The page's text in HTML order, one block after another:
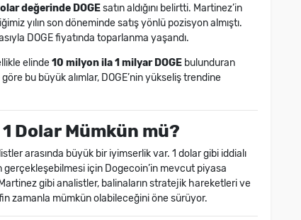
değerinde DOGEsatın aldığını belirtti. Martinez’in
yılın son döneminde satış yönlü pozisyon almıştı.
DOGE fiyatında toparlanma yaşandı.
elinde10 milyon ila 1 milyar DOGEbulunduran
göre bu büyük alımlar, DOGE’nin yükseliş trendine
Dolar Mümkün mü?
arasında büyük bir iyimserlik var. 1 dolar gibi iddialı
için Dogecoin’in mevcut piyasa
gibi analistler, balinaların stratejik hareketleri ve
zamanla mümkün olabileceğini öne sürüyor.